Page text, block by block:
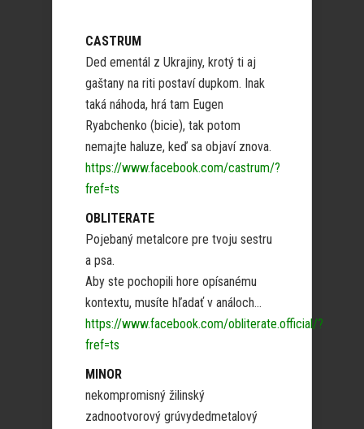
CASTRUM
Ded ementál z Ukrajiny, krotý ti aj
gaštany na riti postaví dupkom. Inak
taká náhoda, hrá tam Eugen
Ryabchenko (bicie), tak potom
nemajte haluze, keď sa objaví znova.
https://www.facebook.com/castrum/?
fref=ts
OBLITERATE
Pojebaný metalcore pre tvoju sestru
a psa.
Aby ste pochopili hore opísanému
kontextu, musíte hľadať v análoch…
https://www.facebook.com/obliterate.official/?
fref=ts
MINOR
nekompromisný žilinský
zadnootvorový grúvydedmetalový